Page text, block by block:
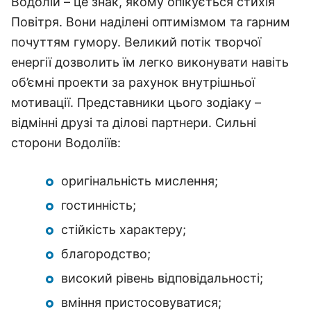
Повітря. Вони наділені оптимізмом та гарним
почуттям гумору. Великий потік творчої
енергії дозволить їм легко виконувати навіть
об’ємні проекти за рахунок внутрішньої
мотивації. Представники цього зодіаку –
відмінні друзі та ділові партнери. Сильні
сторони Водоліїв:
оригінальність мислення;
гостинність;
стійкість характеру;
благородство;
високий рівень відповідальності;
вміння пристосовуватися;